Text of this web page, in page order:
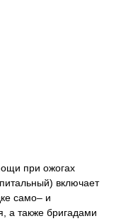
при ожогах
включает
само– и
а также бригадами